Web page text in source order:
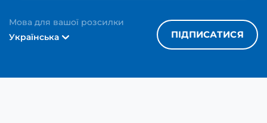
Мова для вашої розсилки
Українська
ПІДПИСАТИСЯ